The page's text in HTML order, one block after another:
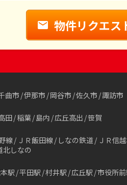
物件リクエス
曲市 伊那市 岡谷市 佐久市 諏訪市
田 稲葉 島内 広丘高出 笹賀
線 ＪＲ飯田線 しなの鉄道 ＪＲ信
北しなの
駅 平田駅 村井駅 広丘駅 市役所